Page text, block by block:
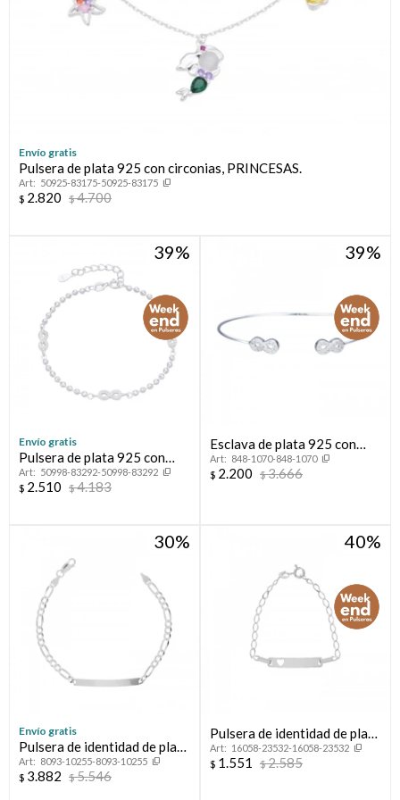
Envío gratis
Pulsera de plata 925 con circonias, PRINCESAS.
50925-83175-50925-83175
$ 2.820 $4.700
39
Envío gratis
Pulsera de plata 925 con
circonias, INFINITOS.
50998-83292-50998-83292
$ 2.510 $4.183
39
Esclava de plata 925 con
circonias, INFINITO.
848-1070-848-1070
$ 2.200 $3.666
30
Envío gratis
Pulsera de identidad de plata
925.8093-10255-8093-10255
$ 3.882 $5.546
40
Pulsera de identidad de plata
925 de niña.
16058-23532-16058-23532
$ 1.551 $2.585